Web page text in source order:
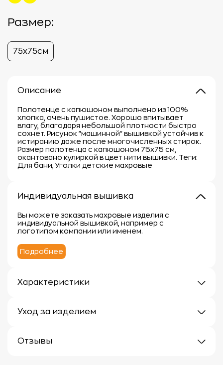
Размер:
75х75см
Описание
Полотенце с капюшоном выполнено из 100%
хлопка, очень пушистое. Хорошо впитывает
влагу, благодаря небольшой плотности быстро
сохнет. Рисунок "машинной" вышивкой устойчив к
истиранию даже после многочисленных стирок.
Размер полотенца с капюшоном 75х75 см,
окантовано кулиркой в цвет нити вышивки. Теги:
Для бани, Уголки детские махровые
Индивидуальная вышивка
Вы можете заказать махровые изделия с
индивидуальной вышивкой, например с
логотипом компании или именем.
Подробнее
Характеристики
Материал: 100% хлопок
Уход за изделием
чтобы сохранить их мягкость, впитывающие
Отзывы